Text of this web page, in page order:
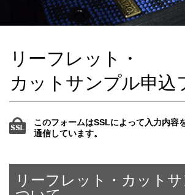
リーフレット・
カットサンプル申込
このフォームはSSLによって入力内容
通信しています。
リーフレット・カット